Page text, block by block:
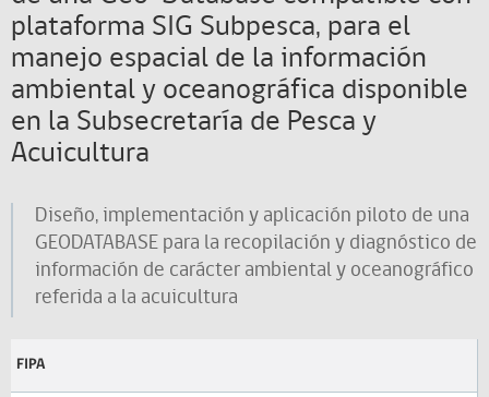
Acuicultura
(FIPA)-
SUBPESCA
Acuicultira
plataforma SIG Subpesca, para el
manejo espacial de la información
ambiental y oceanográfica disponible
en la Subsecretaría de Pesca y
Acuicultura
Diseño, implementación y aplicación piloto de una
GEODATABASE para la recopilación y diagnóstico de
información de carácter ambiental y oceanográfico
referida a la acuicultura
FIPA